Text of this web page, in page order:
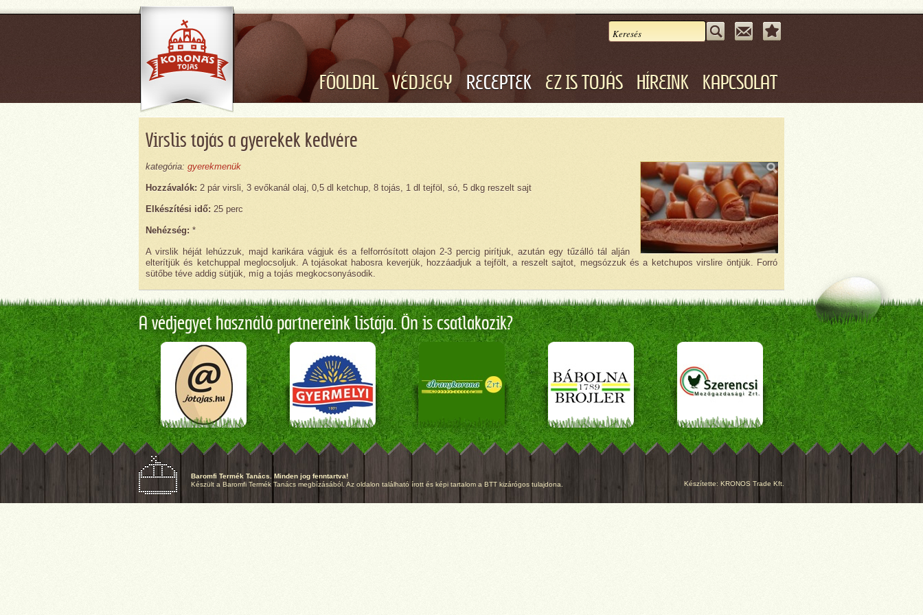
FŐOLDAL VÉDJEGY RECEPTEK EZ IS TOJÁS HÍREINK KAPCSOLAT
Virslis tojás a gyerekek kedvére
kategória: gyerekmenük
Hozzávalók: 2 pár virsli, 3 evőkanál olaj, 0,5 dl ketchup, 8 tojás, 1 dl tejföl, só, 5 dkg reszelt sajt
Elkészítési idő: 25 perc
Nehézség: *
A virslik héját lehúzzuk, majd karikára vágjuk és a felforrósított olajon 2-3 percig pirítjuk, azután egy tűzálló tál alján
elterítjük és ketchuppal meglocsoljuk. A tojásokat habosra keverjük, hozzáadjuk a tejfölt, a reszelt sajtot, megsózzuk és a ketchupos virslire öntjük. Forró
sütőbe téve addig sütjük, míg a tojás megkocsonyásodik.
A védjegyet használó partnereink listája. Ön is csatlakozik?
Baromfi Termék Tanács. Minden jog fenntartva!
Készült a Baromfi Termék Tanács megbízásából. Az oldalon található írott és képi tartalom a BTT kizárógos tulajdona.
Készítette: KRONOS Trade Kft.